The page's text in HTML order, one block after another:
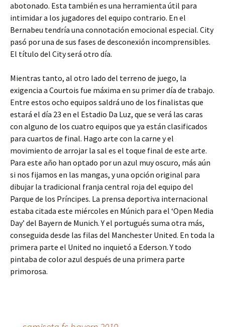
abotonado. Esta también es una herramienta útil para
intimidar a los jugadores del equipo contrario. En el
Bernabeu tendría una connotación emocional especial. City
pasó por una de sus fases de desconexión incomprensibles.
El título del City será otro día.
Mientras tanto, al otro lado del terreno de juego, la
exigencia a Courtois fue máxima en su primer día de trabajo.
Entre estos ocho equipos saldrá uno de los finalistas que
estará el día 23 en el Estadio Da Luz, que se verá las caras
con alguno de los cuatro equipos que ya están clasificados
para cuartos de final. Hago arte con la carne y el
movimiento de arrojar la sal es el toque final de este arte.
Para este año han optado por un azul muy oscuro, más aún
si nos fijamos en las mangas, y una opción original para
dibujar la tradicional franja central roja del equipo del
Parque de los Príncipes. La prensa deportiva internacional
estaba citada este miércoles en Múnich para el ‘Open Media
Day’ del Bayern de Munich. Y el portugués suma otra más,
conseguida desde las filas del Manchester United. En toda la
primera parte el United no inquietó a Ederson. Y todo
pintaba de color azul después de una primera parte
primorosa.